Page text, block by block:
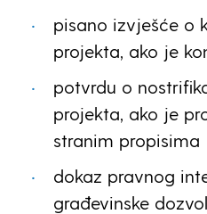
pisano izvješće o
projekta, ako je
potvrdu o
projekta, ako je
stranim propisima
dokaz pravnog
građevinske